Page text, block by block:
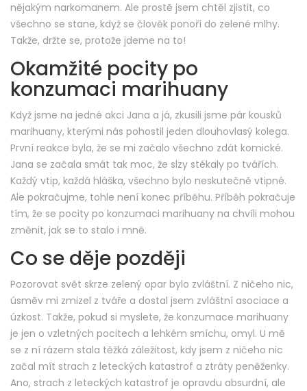
nějakým narkomanem. Ale prostě jsem chtěl zjistit, co
všechno se stane, když se člověk ponoří do zelené mlhy.
Takže, držte se, protože jdeme na to!
Okamžité pocity po
konzumaci marihuany
Když jsme na jedné akci Jana a já, zkusili jsme pár kousků
marihuany, kterými nás pohostil jeden dlouhovlasý kolega.
První reakce byla, že se mi začalo všechno zdát komické.
Jana se začala smát tak moc, že slzy stékaly po tvářích.
Každý vtip, každá hláška, všechno bylo neskutečně vtipné.
Ale pokračujme, tohle není konec příběhu. Příběh pokračuje
tím, že se pocity po konzumaci marihuany na chvíli mohou
změnit, jak se to stalo i mně.
Co se děje později
Pozorovat svět skrze zelený opar bylo zvláštní. Z ničeho nic,
úsměv mi zmizel z tváře a dostal jsem zvláštní asociace a
úzkost. Takže, pokud si myslete, že konzumace marihuany
je jen o vzletných pocitech a lehkém smíchu, omyl. U mě
se z ní rázem stala těžká záležitost, kdy jsem z ničeho nic
začal mít strach z leteckých katastrof a ztráty peněženky.
Ano, strach z leteckých katastrof je opravdu absurdní, ale